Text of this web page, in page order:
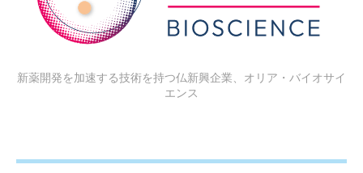
新薬開発を加速する技術を持つ仏新興企業、オリア・バイオサイ
エンス